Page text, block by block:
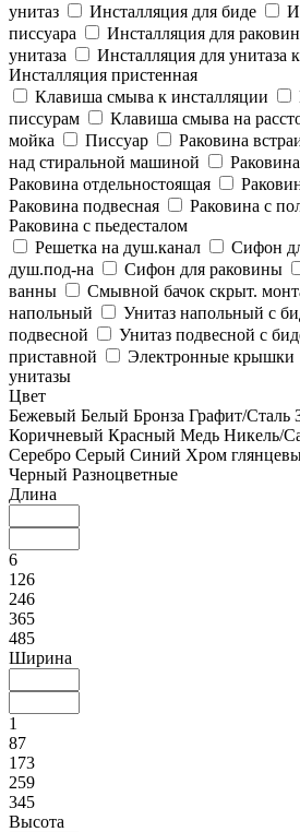
унитаз
Инсталляция для биде
писсуара
Инсталляция для
унитаза
Инсталляция для унитаза
Инсталляция пристенная
Клавиша смыва к инсталляции
писсурам
Клавиша смыва на
мойка
Писсуар Раковина
над стиральной машиной
Раковина отдельностоящая
Раковина подвесная
Раковина с
Раковина с пьедесталом
Решетка на душ.канал
Сифон
душ.под-на
Сифон для раковины
ванны
Смывной бачок скрыт.
напольный
Унитаз напольный с
подвесной
Унитаз подвесной с
приставной
Электронные крышки
унитазы
Цвет
Бежевый Белый Бронза Графит/Сталь
Коричневый Красный Медь Никель/
Серебро Серый Синий Хром
Черный Разноцветные
Длина
6
126
246
365
485
Ширина
1
87
173
259
345
Высота